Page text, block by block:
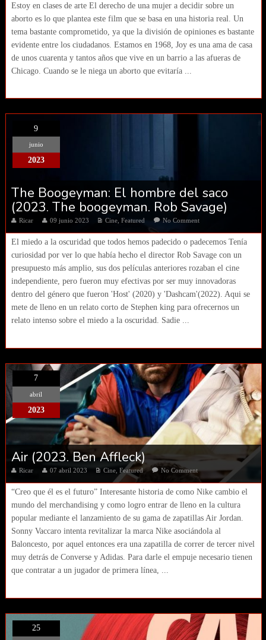
Estoy en clases de arte El derecho de una mujer a decidir sobre un
aborto es lo que plantea este film que se basa en una historia real. Un
tema bastante comprometido, ya que la división de opiniones es bastante
evidente entre los ciudadanos. Estamos en 1968, Joy es una ama de casa
de unos cuarenta y tantos años que vive en un barrio a las afueras de
Chicago. Cuando se le niega un aborto que evitaría ...
9
junio
2023
The Boogeyman: El hombre del saco
(2023. The boogeyman. Rob Savage)
Ricar 09 junio 2023 Cine, Featured No Comment
El miedo a la oscuridad que todos hemos padecido o padecemos Tenía
curiosidad por ver lo que había hecho el director Rob Savage con un
presupuesto más amplio, sus dos películas anteriores rozaban el cine
independiente, pero fueron muy efectivas por ser muy innovadoras
dentro del género que fueron 'Host' (2020) y 'Dashcam'(2022). Aqui se
mete de lleno en un relato corto de Stephen king para ofrecernos un
relato intenso sobre el miedo a la oscuridad. Sadie ...
7
abril
2023
Air (2023. Ben Affleck)
Ricar 07 abril 2023 Cine, Featured No Comment
“Creo que él es el futuro” Interesante historia de como Nike cambio el
mundo del merchandising y como logro entrar de lleno en la cultura
popular mediante el lanzamiento de su gama de zapatillas Air Jordan.
Sonny Vaccaro intenta revitalizar la marca Nike asociándola al
Baloncesto, por aquel entonces era una zapatilla de correr de tercer nivel
muy detrás de Converse y Adidas. Para darle el empuje necesario tienen
que contratar a un jugador de primera línea, ...
25